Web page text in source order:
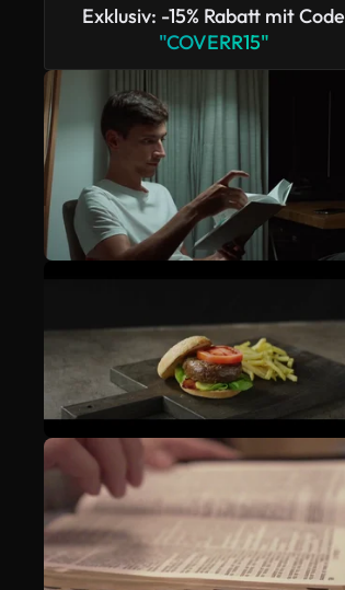
Exklusiv: -15% Rabatt mit Code
"COVERR15"